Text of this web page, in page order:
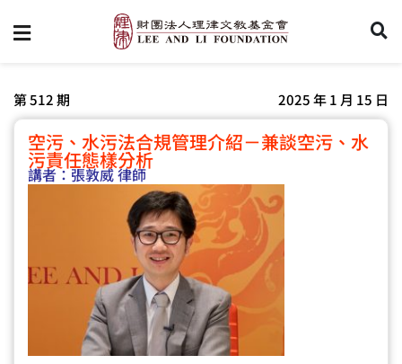
第 512 期 2025 年 1 月 15 日
空污、水污法合規管理介紹－兼談空污、水
污責任態樣分析
講者：張敦威 律師